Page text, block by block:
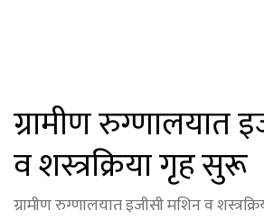
ग्रामीण रुग्णालयात
व शस्त्रक्रिया गृह सुरू
ग्रामीण रुग्णालयात इजीसी मशिन व